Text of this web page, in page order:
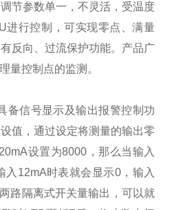
节参数单一，不灵活，受温度
进行控制，可实现零点、满量
反向、过流保护功能。产品广
量控制点的监测。
信号显示及输出报警控制功
值，通过设定将测量的输出零
设置为8000，那么当输入
12mA时表就会显示0，输入
路隔离式开关量输出，可以就